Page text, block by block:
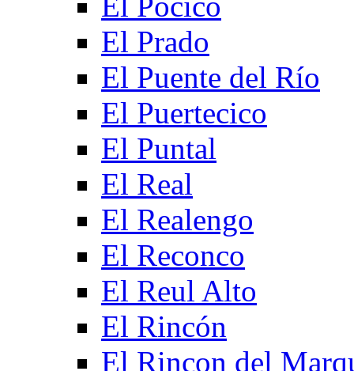
El Prado
El Puente del Río
El Puertecico
El Puntal
El Real
El Realengo
El Reconco
El Reul Alto
El Rincón
El Rincon del